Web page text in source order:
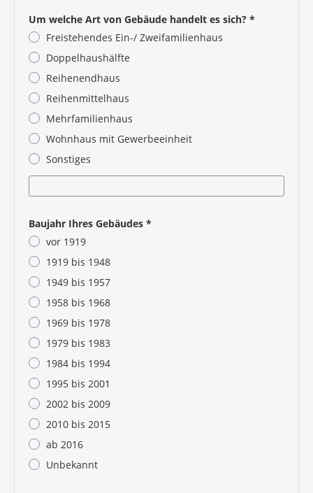
Um welche Art von Gebäude handelt es sich? *
Freistehendes Ein-/ Zweifamilienhaus
Doppelhaushälfte
Reihenendhaus
Reihenmittelhaus
Mehrfamilienhaus
Wohnhaus mit Gewerbeeinheit
Sonstiges
Baujahr Ihres Gebäudes *
vor 1919
1919 bis 1948
1949 bis 1957
1958 bis 1968
1969 bis 1978
1979 bis 1983
1984 bis 1994
1995 bis 2001
2002 bis 2009
2010 bis 2015
ab 2016
Unbekannt